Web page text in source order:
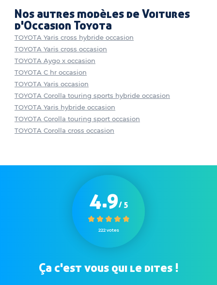
Nos autres modèles de Voitures
d'Occasion Toyota
TOYOTA Yaris cross hybride occasion
TOYOTA Yaris cross occasion
TOYOTA Aygo x occasion
TOYOTA C hr occasion
TOYOTA Yaris occasion
TOYOTA Corolla touring sports hybride occasion
TOYOTA Yaris hybride occasion
TOYOTA Corolla touring sport occasion
TOYOTA Corolla cross occasion
4.9/ 5
222 votes
Ça c'est vous qui le dites !